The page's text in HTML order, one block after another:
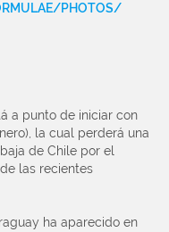
PHOTOS/
a punto de iniciar con
la cual perderá una
de Chile por el
las recientes
ha aparecido en